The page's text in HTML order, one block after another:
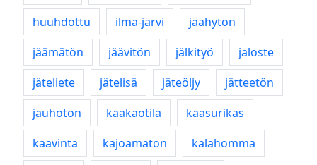
huuhdottu
ilma-järvi
jäähytön
jäämätön
jäävitön jälkityö
jaloste
jäteliete
jätelisä jäteöljy
jätteetön
jauhoton
kaakaotila
kaasurikas
kaavinta
kajoamaton
kalahomma